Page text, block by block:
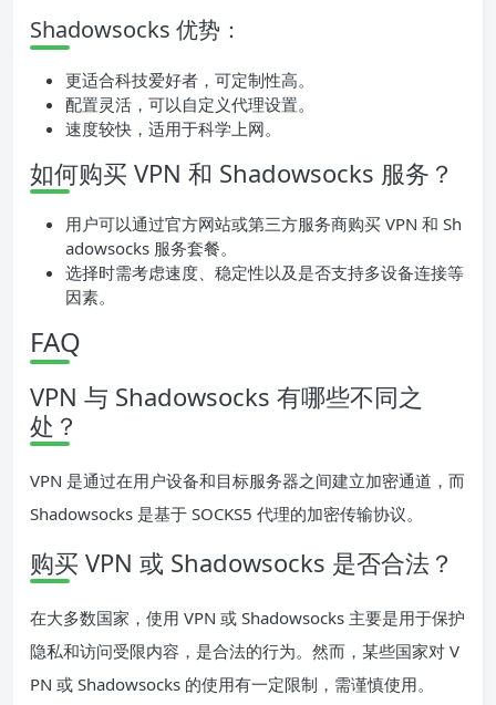
Shadowsocks 优势：
更适合科技爱好者，可定制性高。
配置灵活，可以自定义代理设置。
速度较快，适用于科学上网。
如何购买 VPN 和 Shadowsocks 服务？
用户可以通过官方网站或第三方服务商购买 VPN 和 Sh
adowsocks 服务套餐。
选择时需考虑速度、稳定性以及是否支持多设备连接等
因素。
FAQ
VPN 与 Shadowsocks 有哪些不同之
处？
VPN 是通过在用户设备和目标服务器之间建立加密通道，而
Shadowsocks 是基于 SOCKS5 代理的加密传输协议。
购买 VPN 或 Shadowsocks 是否合法？
在大多数国家，使用 VPN 或 Shadowsocks 主要是用于保护
隐私和访问受限内容，是合法的行为。然而，某些国家对 V
PN 或 Shadowsocks 的使用有一定限制，需谨慎使用。